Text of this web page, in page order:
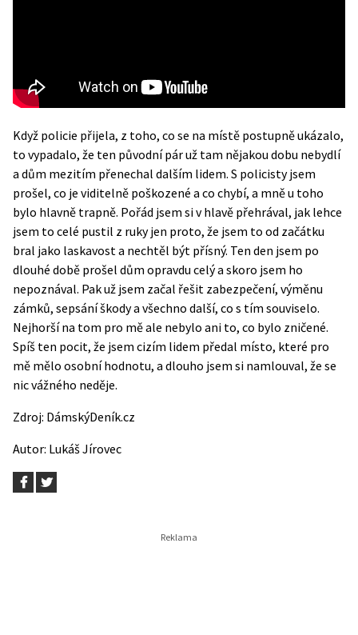
Když policie přijela, z toho, co se na místě postupně ukázalo,
to vypadalo, že ten původní pár už tam nějakou dobu nebydlí
a dům mezitím přenechal dalším lidem. S policisty jsem
prošel, co je viditelně poškozené a co chybí, a mně u toho
bylo hlavně trapně. Pořád jsem si v hlavě přehrával, jak lehce
jsem to celé pustil z ruky jen proto, že jsem to od začátku
bral jako laskavost a nechtěl být přísný. Ten den jsem po
dlouhé době prošel dům opravdu celý a skoro jsem ho
nepoznával. Pak už jsem začal řešit zabezpečení, výměnu
zámků, sepsání škody a všechno další, co s tím souviselo.
Nejhorší na tom pro mě ale nebylo ani to, co bylo zničené.
Spíš ten pocit, že jsem cizím lidem předal místo, které pro
mě mělo osobní hodnotu, a dlouho jsem si namlouval, že se
nic vážného neděje.
Zdroj: DámskýDeník.cz
Autor: Lukáš Jírovec